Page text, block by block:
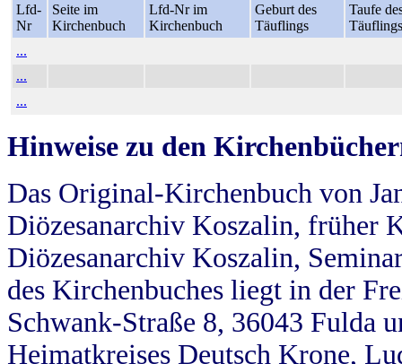
Lfd-
Nr
Seite im
Kirchenbuch
Lfd-Nr im
Kirchenbuch
Geburt des
Täuflings
Taufe
Täuflings
...
...
...
Hinweise zu den
Das Original-Kirchenbuch von
Diözesanarchiv Koszalin, früher
Diözesanarchiv Koszalin,
des Kirchenbuches liegt in der
Schwank-Straße 8, 36043 Fulda
Heimatkreises Deutsch Krone,